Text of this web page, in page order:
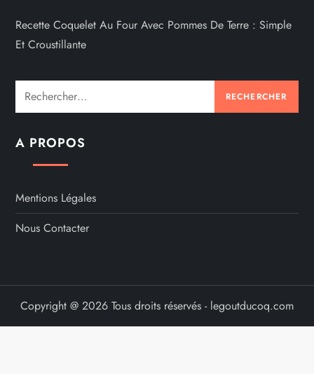
Recette Coquelet Au Four Avec Pommes De Terre : Simple
Et Croustillante
Rechercher :
A PROPOS
Mentions Légales
Nous Contacter
Copyright @ 2026 Tous droits réservés - legoutducoq.com